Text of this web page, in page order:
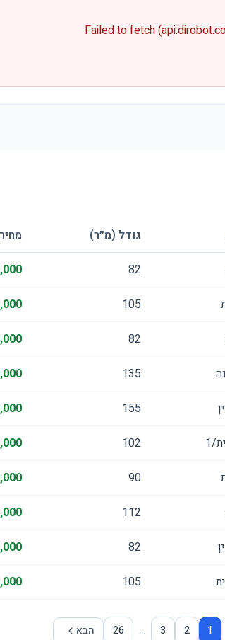
Failed to fetch
גודל (מ״ר) מחיר
82
105
82
135
155
1
102
90
112
82
105
1
2
3
...
26 הבא